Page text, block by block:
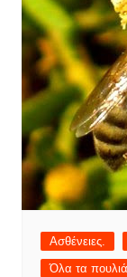
Ασθένειες.
Όλα τα πουλιά.